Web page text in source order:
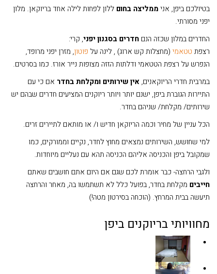
בטיולכם ביפן, אניממליצה בחום ללון לפחות לילה אחד בריוקאן. מלון
יפני מסורתי.
החדרים במלון שכזה הנםחדרים בסגנון יפני, קרי:
רצפת טטאמי (מחצלות קש ארוג) , לינה על פוטון, מזרן יפני מרופד,
הנפרש על רצפת הטטאמי ודלתות הזזה מצופות נייר אורז. כמו בסרטים.
במרבית חדרי הריוקאנים,אין שירותים ומקלחת בחדר אם כי עם
התיירות הגוברת ביפן, ישנם יותר ויותר ריוקנים המציעים חדרים שבהם יש
שירותים/ מקלחת/ שניהם בחדר.
הכל עניין של מחיר וכמה הריוקאן חדיש ו/ או מותאם לתיירים זרים.
למי שחושש, השירותים נמצאים מחוץ לחדר, נקיים וממורקים, כמו
שמקובל ביפן והכניסה אליהם הכניסה תהא עם נעליים מיוחדות.
ולגבי הרחצה- כבר אומרת לכם שגם אם היום אתם חושבים שאתם
חייבים מקלחת בחדר, בפועל כלל לא תשתמשו בה, מאחר והרחצה
תיעשה בבית המרחץ. (הוכחה בסירטון מטה!)
מחוויותי בריוקנים ביפן